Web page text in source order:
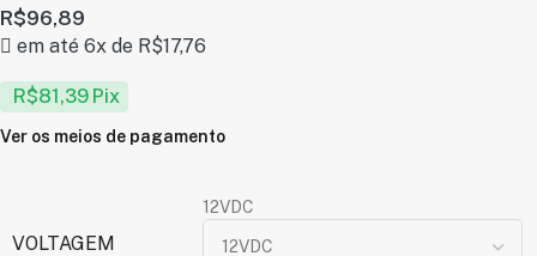
R$96,89
em até 6x de R$17,76
R$81,39 Pix
Ver os meios de pagamento
VOLTAGEM
12VDC